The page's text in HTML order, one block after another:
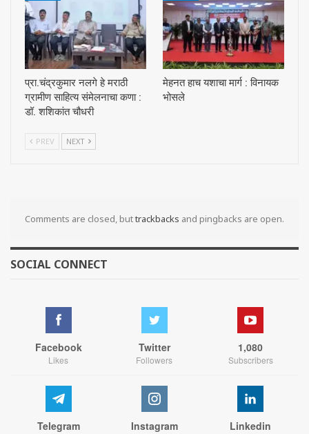
प्रा.चंद्रकुमार नलगे हे मराठी
ग्रामीण साहित्य संमेलनाचा कणा :
डॉ. शशिकांत चौधरी
मेहनत हाच यशाचा मार्ग : विनायक
भोसले
PREV NEXT
Comments are closed, buttrackbacks and pingbacks are open.
SOCIAL CONNECT
Facebook
Likes
Twitter
Followers
1,080
Subscribers
Telegram Instagram Linkedin